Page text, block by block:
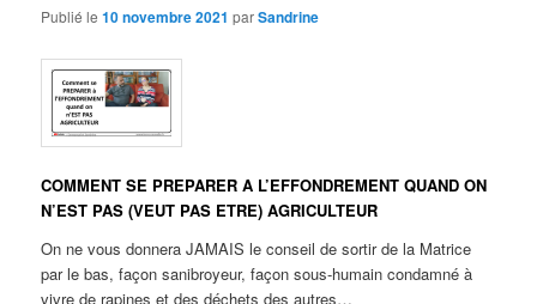
Publié le10 novembre 2021 parSandrine
COMMENT SE PREPARER A L’EFFONDREMENT QUAND ON
N’EST PAS (VEUT PAS ETRE) AGRICULTEUR
On ne vous donnera JAMAIS le conseil de sortir de la Matrice
par le bas, façon sanibroyeur, façon sous-humain condamné à
vivre de rapines et des déchets des autres…